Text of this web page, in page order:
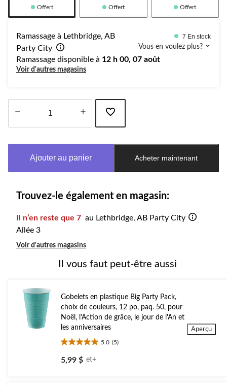
Offert Offert Offert
Ramassage à Lethbridge, AB
Party City
7 En stock
Vous en voulez plus?
Ramassage disponible à 12 h 00, 07 août
Voir d'autres magasins
à
Ajouter au panier Acheter maintenant
Trouvez-le également en magasin:
Il n’en reste que 7 au Lethbridge, AB Party City
Allée 3
Voir d'autres magasins
Il vous faut peut-être aussi
Gobelets en plastique Big Party Pack,
choix de couleurs, 12 po, paq. 50, pour
Noël, l'Action de grâce, le jour de l'An et
les anniversaires
5.0 (5)
5.0
étoile(s)
sur
5,99 $ et+
Aperçu